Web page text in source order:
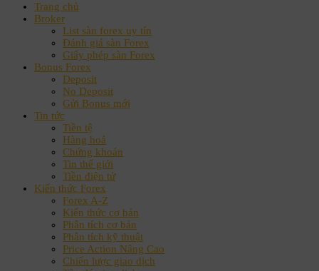
Trang chủ
Broker
List sàn forex uy tín
Đánh giá sàn Forex
Giấy phép sàn Forex
Bonus Forex
Deposit
No Deposit
Gửi Bonus mới
Tin tức
Tiền tệ
Hàng hoá
Chứng khoán
Tin thế giới
Tiền điện tử
Kiến thức Forex
Forex A-Z
Kiến thức cơ bản
Phân tích cơ bản
Phân tích kỹ thuật
Price Action Nâng Cao
Chiến lược giao dịch